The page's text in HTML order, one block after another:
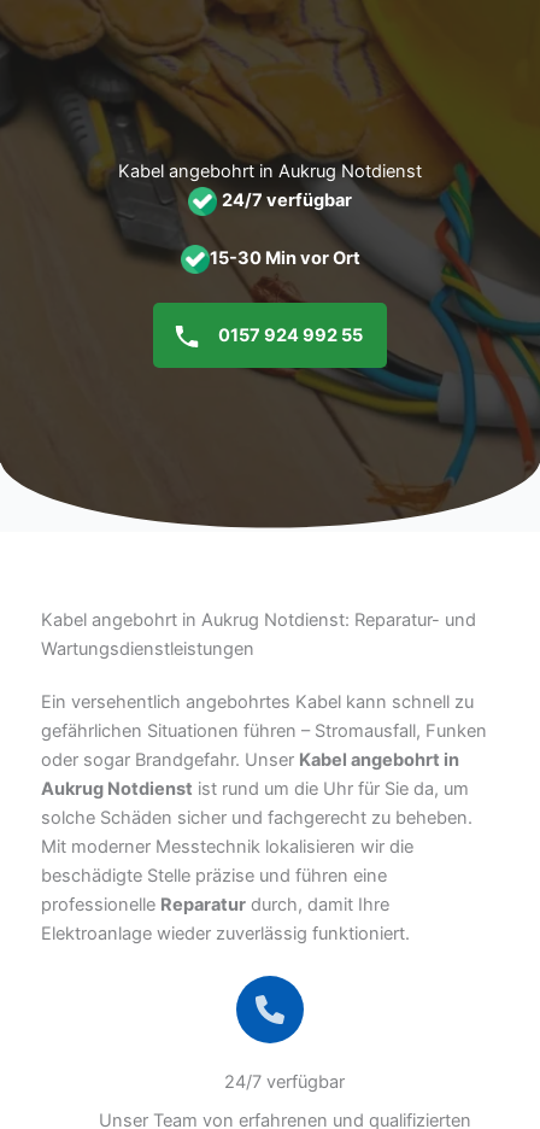
Inhalt
Kabel angebohrt in Aukrug Notdienst
24/7 verfügbar
15-30 Min vor Ort
0157 924 992 55
Kabel angebohrt in Aukrug Notdienst: Reparatur- und
Wartungsdienstleistungen
Ein versehentlich angebohrtes Kabel kann schnell zu
gefährlichen Situationen führen – Stromausfall, Funken
oder sogar Brandgefahr. Unser Kabel angebohrt in
Aukrug Notdienst ist rund um die Uhr für Sie da, um
solche Schäden sicher und fachgerecht zu beheben.
Mit moderner Messtechnik lokalisieren wir die
beschädigte Stelle präzise und führen eine
professionelle Reparatur durch, damit Ihre
Elektroanlage wieder zuverlässig funktioniert.
24/7 verfügbar
Unser Team von erfahrenen und qualifizierten